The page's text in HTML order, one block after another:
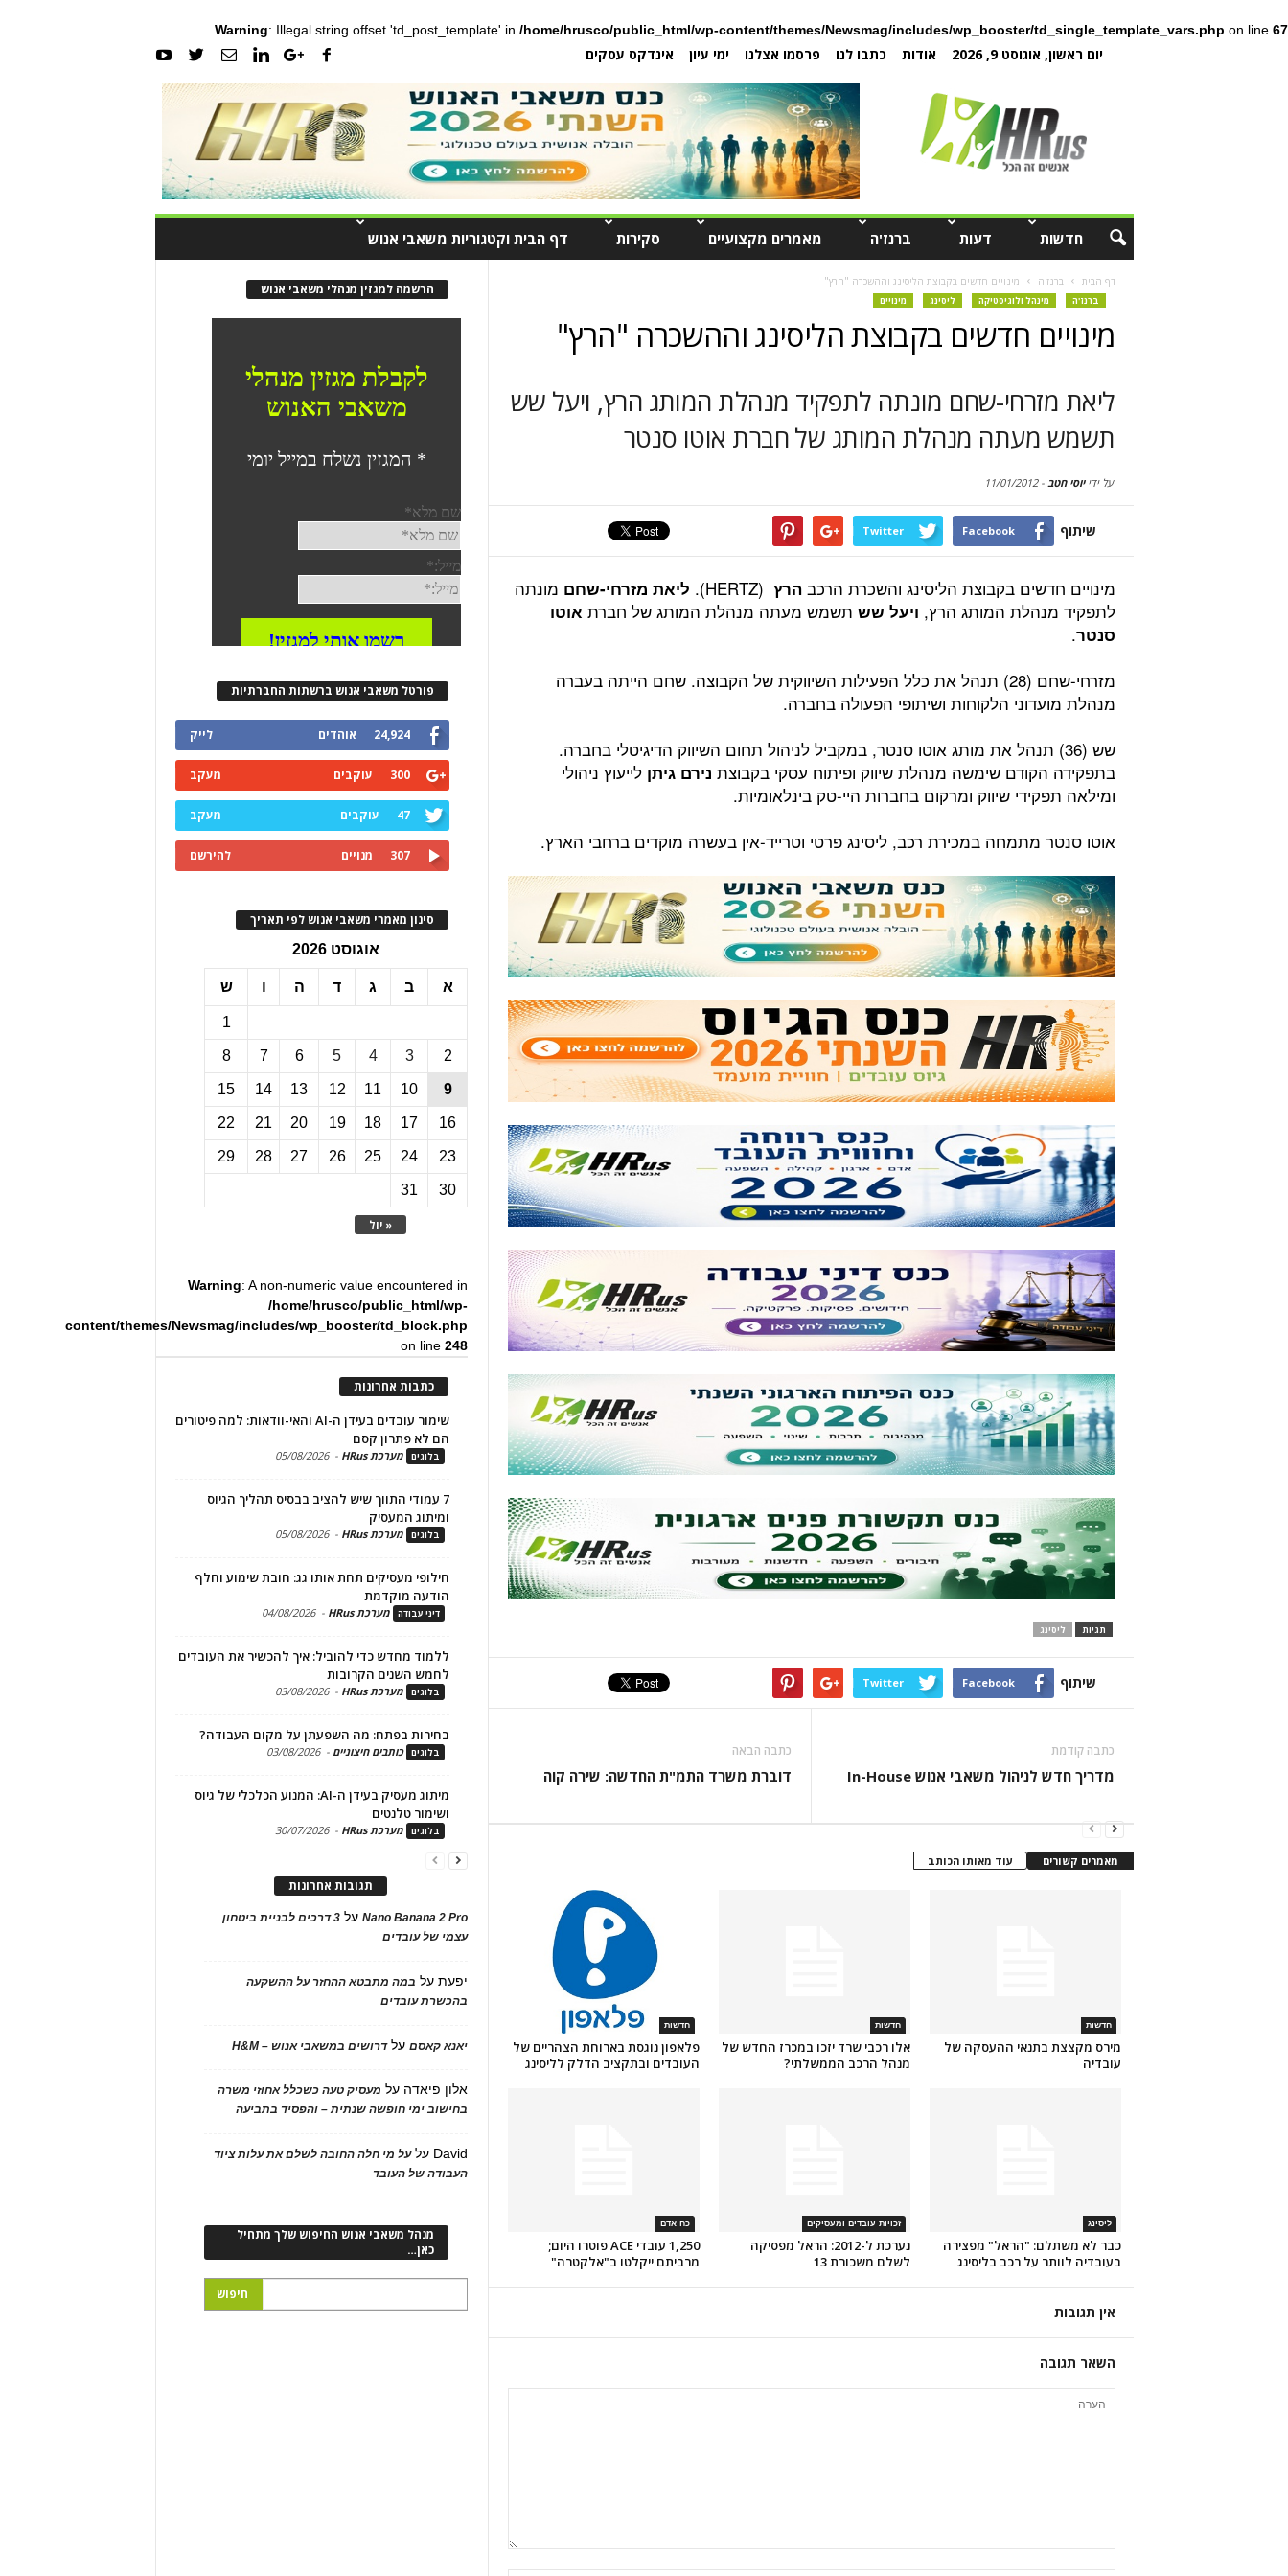
Warning: Illegal string offset 'td_post_template' in /home/hrusco/public_html/wp-content/themes/Newsmag/includes/wp_booster/td_single_template_vars.php on line 67
יום ראשון, אוגוסט 9, 2026 אודות כתבו לנו פרסמו אצלנו ימי עיון אינדקס עסקים
חדשות דעות ברנז'ה מאמרים מקצועיים סקירות דף הבית וקטגוריות משאבי אנוש
דף הבית ברנז'ה מינויים חדשים בקבוצת הליסינג וההשכרה "הרץ"
ברנז'ה מינהל ולוגיסטיקה ליסינג מינויים
מינויים חדשים בקבוצת הליסינג וההשכרה "הרץ"
ליאת מזרחי-שחם מונתה לתפקיד מנהלת המותג הרץ, ויעל שש
תשמש מעתה מנהלת המותג של חברת אוטו סנטר
על ידייוסי חטב -
11/01/2012
שיתוף Facebook
Twitter
מינויים חדשים בקבוצת הליסינג והשכרת הרכבהרץ (HERTZ). ליאת מזרחי-שחם מונתה
לתפקיד מנהלת המותג הרץ, ויעל שש תשמש מעתה מנהלת המותג של חברת אוטו
סנטר.
מזרחי-שחם (28) תנהל את כלל הפעילות השיווקית של הקבוצה. שחם הייתה בעברה
מנהלת מועדוני הלקוחות ושיתופי הפעולה בחברה.
שש (36) תנהל את מותג אוטו סנטר, במקביל לניהול תחום השיווק הדיגיטלי בחברה.
בתפקידה הקודם שימשה מנהלת שיווק ופיתוח עסקי בקבוצת נירם גיתן לייעוץ ניהולי
ומילאה תפקידי שיווק ומרקום בחברות היי-טק בינלאומיות.
אוטו סנטר מתמחה במכירת רכב, ליסינג פרטי וטרייד-אין בעשרה מוקדים ברחבי הארץ.
תגיות ליסינג
שיתוף Facebook
Twitter
כתבה קודמת
מדריך חדש לניהול משאבי אנוש In-House
כתבה הבאה
דוברת משרד התמ"ת החדשה: שירה קוה
מאמרים קשורים עוד מאותו הכותב
חדשות
פלאפון נוגסת בארוחת הצהריים של
העובדים ובתקציב הדלק לליסינג
חדשות
אלו רכבי שרד יזכו במכרז החדש של
מנהל הרכב הממשלתי?
חדשות
מירס מקצצת בתנאי ההעסקה של
עובדיה
כח אדם
1,250 עובדי ACE פוטרו היום;
מרביתם ייקלטו ב"אלקטרה"
זכויות עובדים ומעסיקים
נערכת ל-2012: הראל מפסיקה
לשלם משכורת 13
ליסינג
כבר לא משתלם: "הראל" מפצירה
בעובדיה לוותר על רכב בליסינג
אין תגובות
השאר תגובה
הרשמה למגזין מנהלי משאבי אנוש
פורטל משאבי אנוש ברשתות החברתיות
24,924 אוהדים לייק
300 עוקבים מעקב
47 עוקבים מעקב
307 מנויים להירשם
סינון מאמרי משאבי אנוש לפי תאריך
אוגוסט 2026
א ב ג ד ה ו ש
« יול
1
2
3
4
5
6
7
8
9
10
11
12
13
14
15
16
17
18
19
20
21
22
23
24
25
26
27
28
29
30
31
Warning: A non-numeric value encountered in
/home/hrusco/public_html/wp-
content/themes/Newsmag/includes/wp_booster/td_block.php
on line248
כתבות אחרונות
שימור עובדים בעידן ה-AI והאי-וודאות: למה פיטורים
הם לא פתרון קסם
בלוגים מערכת HRus -
05/08/2026
7 עמודי התווך שיש להציב בבסיס תהליך הגיוס
ומיתוג המעסיק
בלוגים מערכת HRus -
05/08/2026
חילופי מעסיקים תחת אותו גג: חובת שימוע וחלף
הודעה מוקדמת
דיני עבודה מערכת HRus -
04/08/2026
ללמוד מחדש כדי להוביל: איך להכשיר את העובדים
לחמש השנים הקרובות
בלוגים מערכת HRus -
03/08/2026
בחירות בפתח: מה השפעתן על מקום העבודה?
בלוגים כותבים חיצוניים -
03/08/2026
מיתוג מעסיק בעידן ה-AI: המנוע הכלכלי של גיוס
ושימור טלנטים
בלוגים מערכת HRus -
30/07/2026
תגובות אחרונות
Nano Banana 2 Proעל 3 דרכים לבניית ביטחון
עצמי של עובדים
יפעתעל במה מתבטא ההחזר על ההשקעה
בהכשרת עובדים
יאנא קאסםעלדרושים במשאבי אנוש – H&M
אלון פיאדה על מעסיק טעה כשכלל אחוזי משרה
בחישוב ימי חופשה שנתית – והפסיד בתביעה
David עלעל מי חלה החובה לשלם את עלות ציוד
העבודה של העובד
מנהל משאבי אנוש החיפוש שלך מתחיל
כאן…